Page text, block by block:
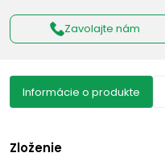
Zavolajte nám
Informácie o produkte
Zloženie